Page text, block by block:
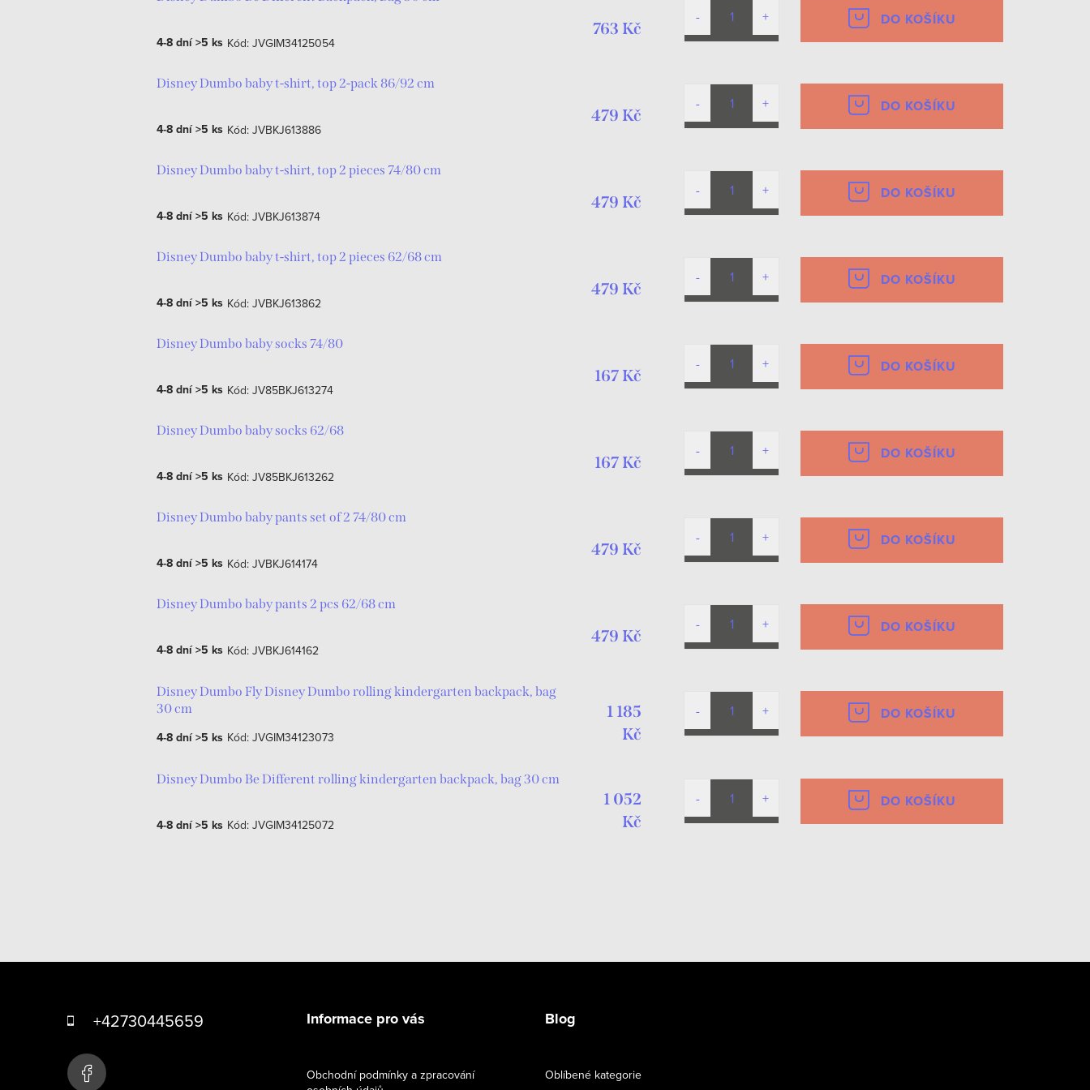
4-8 dní>5 ks Kód: JVGIM34125054
763 Kč DO KOŠÍKU
Disney Dumbo baby t-shirt, top 2-pack 86/92 cm
4-8 dní>5 ks Kód: JVBKJ613886
479 Kč DO KOŠÍKU
Disney Dumbo baby t-shirt, top 2 pieces 74/80 cm
4-8 dní>5 ks Kód: JVBKJ613874
479 Kč DO KOŠÍKU
Disney Dumbo baby t-shirt, top 2 pieces 62/68 cm
4-8 dní>5 ks Kód: JVBKJ613862
479 Kč DO KOŠÍKU
Disney Dumbo baby socks 74/80
4-8 dní>5 ks Kód: JV85BKJ613274
167 Kč DO KOŠÍKU
Disney Dumbo baby socks 62/68
4-8 dní>5 ks Kód: JV85BKJ613262
167 Kč DO KOŠÍKU
Disney Dumbo baby pants set of 2 74/80 cm
4-8 dní>5 ks Kód: JVBKJ614174
479 Kč DO KOŠÍKU
Disney Dumbo baby pants 2 pcs 62/68 cm
4-8 dní>5 ks Kód: JVBKJ614162
479 Kč DO KOŠÍKU
Disney Dumbo Fly Disney Dumbo rolling kindergarten backpack, bag
30 cm
4-8 dní>5 ks Kód: JVGIM34123073
1 185
Kč
DO KOŠÍKU
Disney Dumbo Be Different rolling kindergarten backpack, bag 30 cm
4-8 dní>5 ks Kód: JVGIM34125072
1 052
Kč
DO KOŠÍKU
l
d
c
+42730445659 Informace pro vás
Obchodní podmínky a zpracování
Blog
Oblíbené kategorie